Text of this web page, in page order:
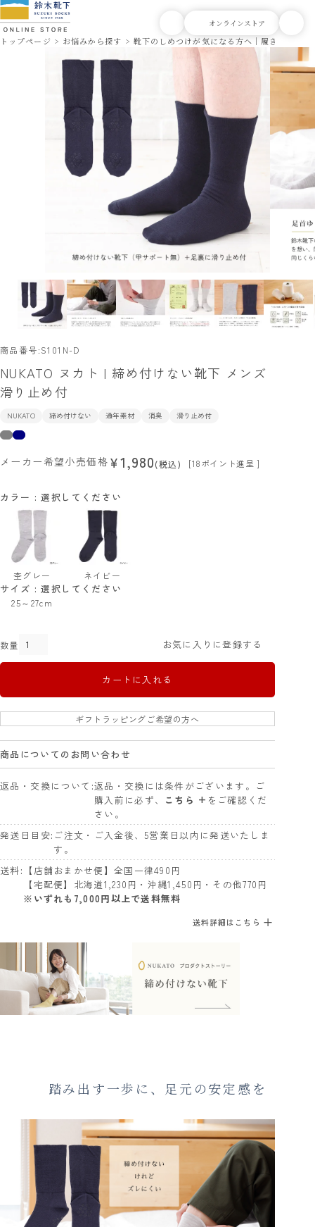
トップページ お悩みから探す 靴下のしめつけが気になる方へ｜履き口ゆった
商品番号 S101N-D
NUKATO ヌカト | 締め付けない靴下 メンズ
滑り止め付
NUKATO 締め付けない 通年素材 消臭 滑り止め付
メーカー希望小売価格 ¥1,980 税込 [18ポイント進呈 ]
サイズ 選択してください
25～27cm
カラー 選択してください
杢グレー ネイビー
お気に入りに登録する
カートに入れる
ギフトラッピングご希望の方へ
商品についてのお問い合わせ
返品・交換について 返品・交換には条件がございます。ご
購入前に必ず、 こちら + をご確認くだ
さい。
発送日目安 ご注文・ご入金後、5営業日以内に発送いたしま
す。
送料
【店舗おまかせ便】全国一律490円
【宅配便】北海道1,230円・沖縄1,450円・その他770円
※いずれも7,000円以上で送料無料
送料詳細はこちら
踏み出す一歩に、足元の安定感を